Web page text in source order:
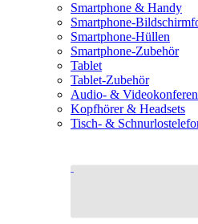
Smartphone & Handy
Smartphone-
Smartphone-Hüllen
Smartphone-Zubehör
Tablet
Tablet-Zubehör
Audio- &
Kopfhörer & Headsets
Tisch- &